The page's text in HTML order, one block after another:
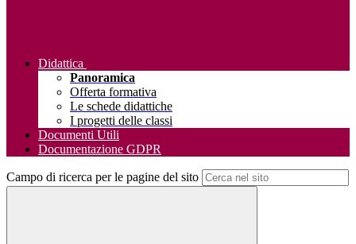
Didattica
Panoramica
Offerta formativa
Le schede didattiche
I progetti delle classi
Documenti Utili
Documentazione GDPR
Campo di ricerca per le pagine del sito